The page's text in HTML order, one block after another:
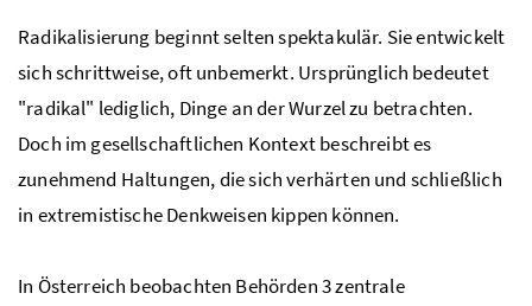
Radikalisierung beginnt selten spektakulär. Sie entwickelt
sich schrittweise, oft unbemerkt. Ursprünglich bedeutet
"radikal" lediglich, Dinge an der Wurzel zu betrachten.
Doch im gesellschaftlichen Kontext beschreibt es
zunehmend Haltungen, die sich verhärten und schließlich
in extremistische Denkweisen kippen können.
In Österreich beobachten Behörden 3 zentrale